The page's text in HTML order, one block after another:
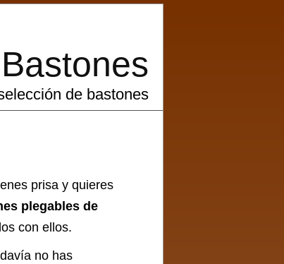
Bastones
de bastones
prisa y quieres
plegables de
con ellos.
no has